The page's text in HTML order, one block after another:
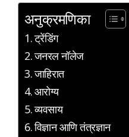
अनुक्रमणिका
ट्रेंडिंग
जनरल नॉलेज
जाहिरात
आरोग्य
व्यवसाय
विज्ञान आणि तंत्रज्ञान